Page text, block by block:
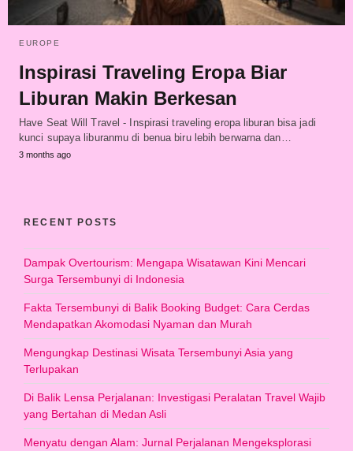
EUROPE
Inspirasi Traveling Eropa Biar
Liburan Makin Berkesan
Have Seat Will Travel - Inspirasi traveling eropa liburan bisa jadi
kunci supaya liburanmu di benua biru lebih berwarna dan…
3 months ago
RECENT POSTS
Dampak Overtourism: Mengapa Wisatawan Kini Mencari
Surga Tersembunyi di Indonesia
Fakta Tersembunyi di Balik Booking Budget: Cara Cerdas
Mendapatkan Akomodasi Nyaman dan Murah
Mengungkap Destinasi Wisata Tersembunyi Asia yang
Terlupakan
Di Balik Lensa Perjalanan: Investigasi Peralatan Travel Wajib
yang Bertahan di Medan Asli
Menyatu dengan Alam: Jurnal Perjalanan Mengeksplorasi